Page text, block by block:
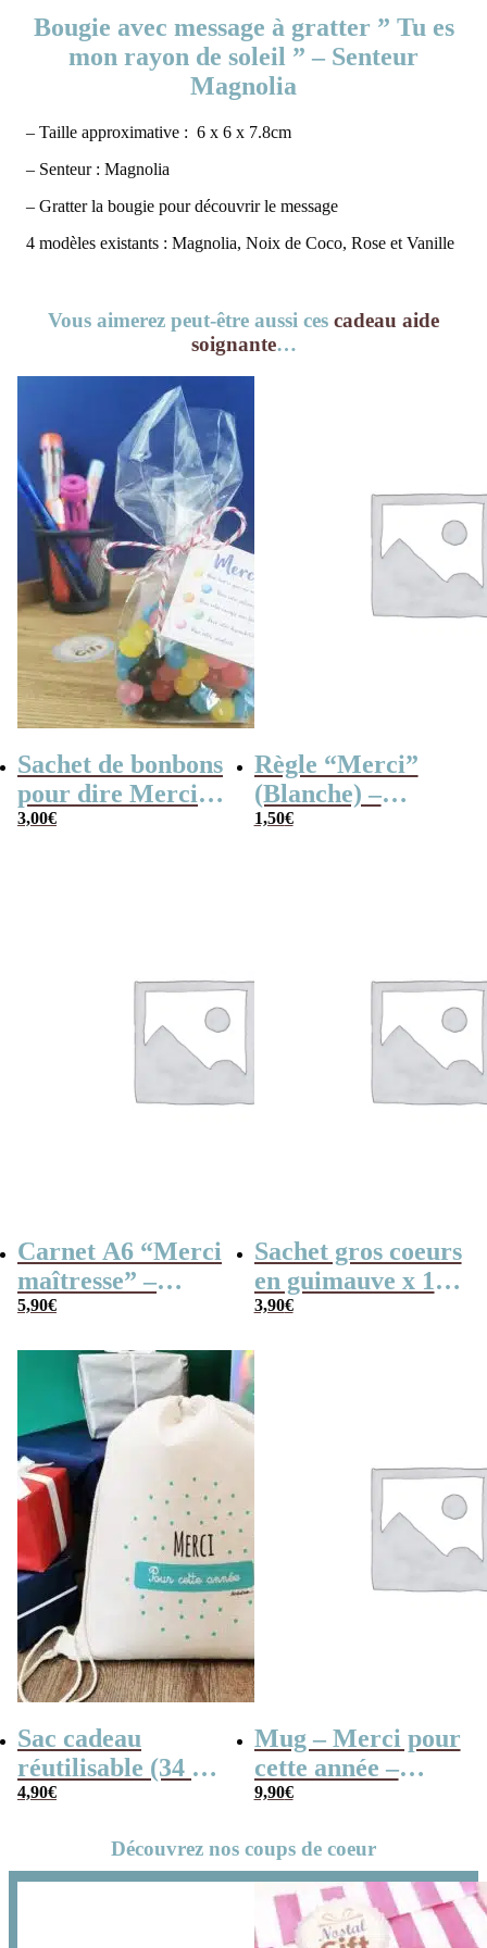
Bougie avec message à gratter ” Tu es
mon rayon de soleil ” – Senteur
Magnolia
– Taille approximative : 6 x 6 x 7.8cm
– Senteur : Magnolia
– Gratter la bougie pour découvrir le message
4 modèles existants : Magnolia, Noix de Coco, Rose et Vanille
Vous aimerez peut-être aussi ces cadeau aide
soignante…
Sachet de bonbons
pour dire Merci –
Dragibus
3,00€
Règle “Merci”
(Blanche) –
Cadeau maîtresse
1,50€
Carnet A6 “Merci
maîtresse” –
Cadeau maîtresse,
5,90€
Sachet gros coeurs
en guimauve x 15
– “Merci” –
3,90€
Sac cadeau
réutilisable (34 x
42 x cm) et sa
pour cette année
4,90€
Mug – Merci pour
cette année –
Collection “Dessin
9,90€
Découvrez nos coups de coeur